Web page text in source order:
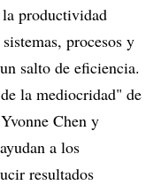
productividad
procesos y
salto de eficiencia.
la mediocridad" de
Chen y
a los
resultados